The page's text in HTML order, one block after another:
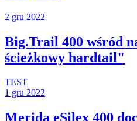
2 gru 2022
Big.Trail 400 wśród
ścieżkowy hardtail"
TEST
1 gru 2022
Merida eSilex 400